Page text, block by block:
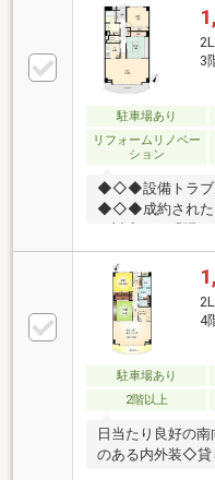
回お預かりした
なリゾートマン
が魅力です。ま
から始まり全体
ています。室内
換、システムキ
フォームをされ
お待ちしておりま
3
駐車場あり
リフォームリノベー
ション
◆◇◆設備トラブ
◆◇◆成約された
に対応する「駆
す。24時間365日
次応急処置を無
き渡し日の翌月
条件あり
4
駐車場あり
2階以上
日当たり良好の
のある内外装◇貸